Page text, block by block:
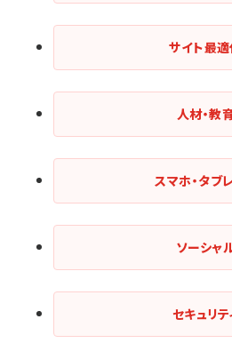
サイト最適
人材・教
スマホ・タブ
ソーシャ
セキュリテ